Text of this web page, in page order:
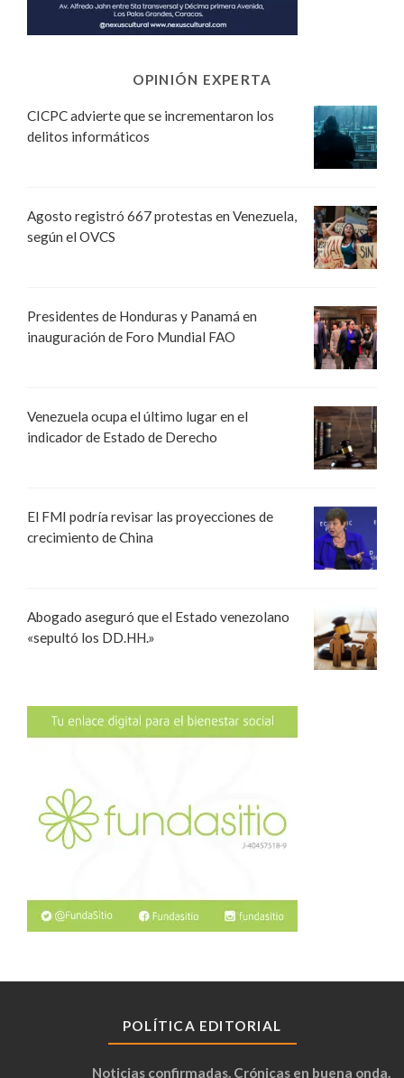
OPINIÓN EXPERTA
CICPC advierte que se incrementaron los
delitos informáticos
Agosto registró 667 protestas en Venezuela,
según el OVCS
Presidentes de Honduras y Panamá en
inauguración de Foro Mundial FAO
Venezuela ocupa el último lugar en el
indicador de Estado de Derecho
El FMI podría revisar las proyecciones de
crecimiento de China
Abogado aseguró que el Estado venezolano
«sepultó los DD.HH.»
POLÍTICA EDITORIAL
Noticias confirmadas. Crónicas en buena onda.